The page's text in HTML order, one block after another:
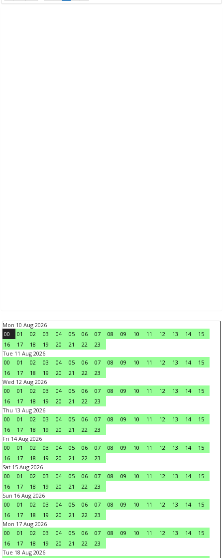
Mon 10 Aug 2026
00
01 02 03 04 05 06 07 08 09 10 11 12 13 14
15
16
17 18 19 20 21 22
23
Tue 11 Aug 2026
00
01 02 03 04 05 06 07 08 09 10 11 12 13 14
15
16
17 18 19 20 21 22
23
Wed 12 Aug 2026
00
01 02 03 04 05 06 07 08 09 10 11 12 13 14
15
16
17 18 19 20 21 22
23
Thu 13 Aug 2026
00
01 02 03 04 05 06 07 08 09 10 11 12 13 14
15
16
17 18 19 20 21 22
23
Fri 14 Aug 2026
00
01 02 03 04 05 06 07 08 09 10 11 12 13 14
15
16
17 18 19 20 21 22
23
Sat 15 Aug 2026
00
01 02 03 04 05 06 07 08 09 10 11 12 13 14
15
16
17 18 19 20 21 22
23
Sun 16 Aug 2026
00
01 02 03 04 05 06 07 08 09 10 11 12 13 14
15
16
17 18 19 20 21 22
23
Mon 17 Aug 2026
00
01 02 03 04 05 06 07 08 09 10 11 12 13 14
15
16
17 18 19 20 21 22
23
Tue 18 Aug 2026